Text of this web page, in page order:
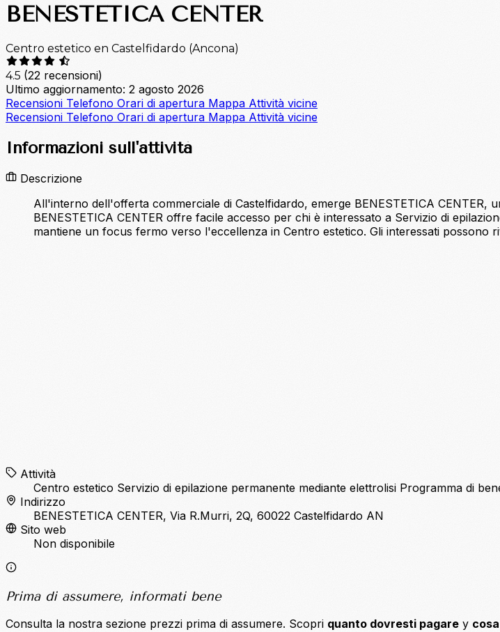
BENESTETICA CENTER
Centro estetico en Castelfidardo (Ancona)
4.5 (22 recensioni)
Ultimo aggiornamento: 2 agosto 2026
Recensioni Telefono Orari di apertura Mappa Attività vicine
Recensioni Telefono Orari di apertura Mappa Attività vicine
Informazioni sull'attività
Descrizione
All'interno dell'offerta commerciale di Castelfidardo, emerge BENESTETICA CENTER,
BENESTETICA CENTER offre facile accesso per chi è interessato a Servizio di
mantiene un focus fermo verso l'eccellenza in Centro estetico. Gli interessati possono
Attività
Centro estetico Servizio di epilazione permanente mediante elettrolisi Programma di
Indirizzo
BENESTETICA CENTER, Via R.Murri, 2Q, 60022 Castelfidardo AN
Sito web
Non disponibile
Prima di assumere, informati bene
Consulta la nostra sezione prezzi prima di assumere. Scopri quanto dovresti pagare y